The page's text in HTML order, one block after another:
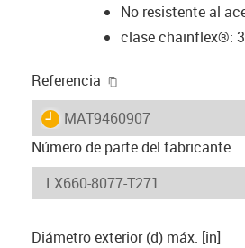
No resistente al
clase chainflex®:
Referencia
igus-icon-lieferzeit
MAT9460907
Número de parte del fabricante
Diámetro exterior (d) máx. [in]